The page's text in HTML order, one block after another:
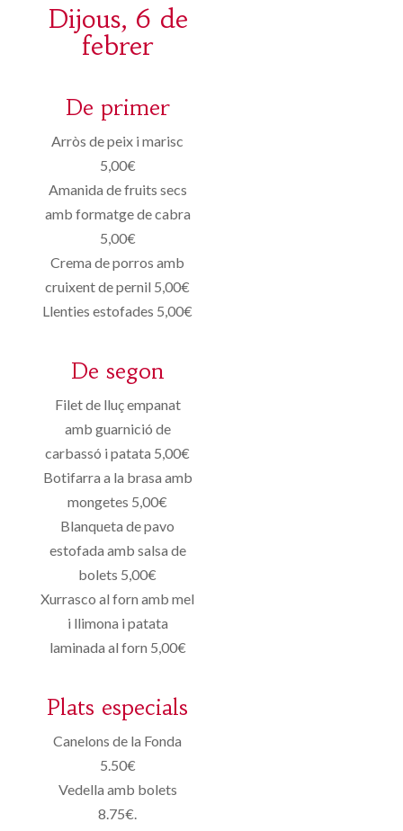
Dijous, 6 de
febrer
De primer
Arròs de peix i marisc
5,00€
Amanida de fruits secs
amb formatge de cabra
5,00€
Crema de porros amb
cruixent de pernil 5,00€
Llenties estofades 5,00€
De segon
Filet de lluç empanat
amb guarnició de
carbassó i patata 5,00€
Botifarra a la brasa amb
mongetes 5,00€
Blanqueta de pavo
estofada amb salsa de
bolets 5,00€
Xurrasco al forn amb mel
i llimona i patata
laminada al forn 5,00€
Plats especials
Canelons de la Fonda
5.50€
Vedella amb bolets
8.75€.